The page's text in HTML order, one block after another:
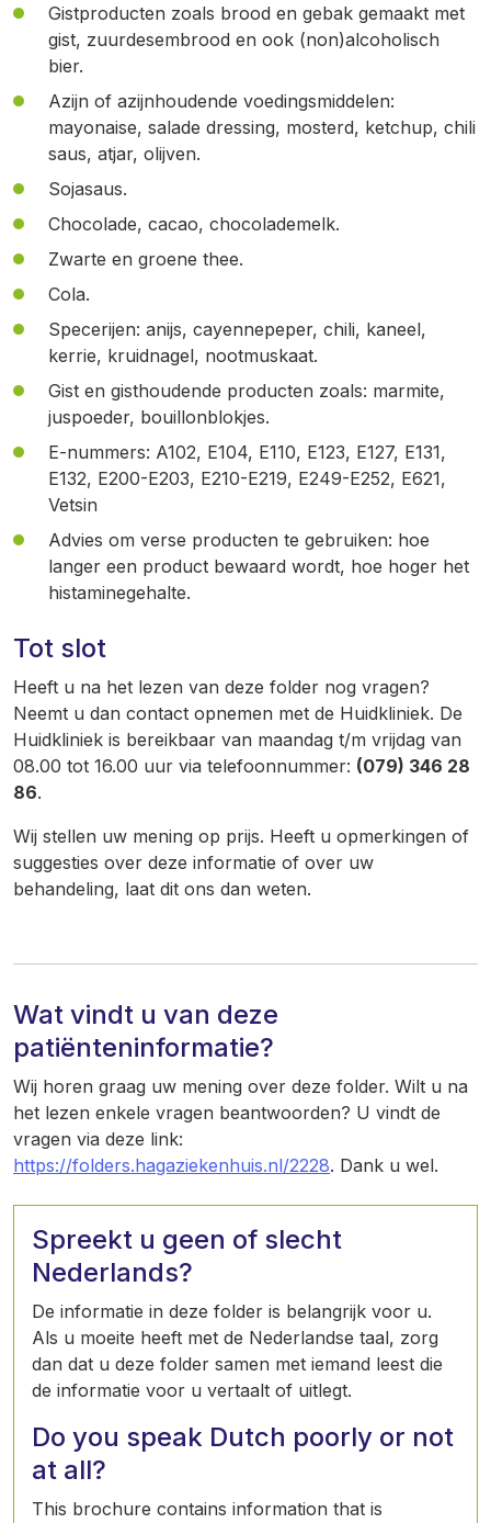
Gistproducten zoals brood en gebak gemaakt met
gist, zuurdesembrood en ook (non)alcoholisch
bier.
Azijn of azijnhoudende voedingsmiddelen:
mayonaise, salade dressing, mosterd, ketchup, chili
saus, atjar, olijven.
Sojasaus.
Chocolade, cacao, chocolademelk.
Zwarte en groene thee.
Cola.
Specerijen: anijs, cayennepeper, chili, kaneel,
kerrie, kruidnagel, nootmuskaat.
Gist en gisthoudende producten zoals: marmite,
juspoeder, bouillonblokjes.
E-nummers: A102, E104, E110, E123, E127, E131,
E132, E200-E203, E210-E219, E249-E252, E621,
Vetsin
Advies om verse producten te gebruiken: hoe
langer een product bewaard wordt, hoe hoger het
histaminegehalte.
Tot slot
Heeft u na het lezen van deze folder nog vragen?
Neemt u dan contact opnemen met de Huidkliniek. De
Huidkliniek is bereikbaar van maandag t/m vrijdag van
08.00 tot 16.00 uur via telefoonnummer: (079) 346 28
86.
Wij stellen uw mening op prijs. Heeft u opmerkingen of
suggesties over deze informatie of over uw
behandeling, laat dit ons dan weten.
Wat vindt u van deze
patiënteninformatie?
Wij horen graag uw mening over deze folder. Wilt u na
het lezen enkele vragen beantwoorden? U vindt de
vragen via deze link:
https://folders.hagaziekenhuis.nl/2228. Dank u wel.
Spreekt u geen of slecht
Nederlands?
De informatie in deze folder is belangrijk voor u.
Als u moeite heeft met de Nederlandse taal, zorg
dan dat u deze folder samen met iemand leest die
de informatie voor u vertaalt of uitlegt.
Do you speak Dutch poorly or not
at all?
This brochure contains information that is